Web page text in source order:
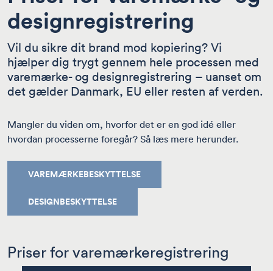
designregistrering
Vil du sikre dit brand mod kopiering? Vi
hjælper dig trygt gennem hele processen med
varemærke- og designregistrering – uanset om
det gælder Danmark, EU eller resten af verden.
Mangler du viden om, hvorfor det er en god idé eller
hvordan processerne foregår? Så læs mere herunder.
VAREMÆRKEBESKYTTELSE
DESIGNBESKYTTELSE
Priser for varemærkeregistrering